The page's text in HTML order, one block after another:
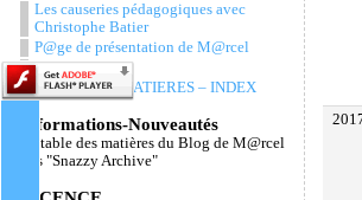
Les causeries pédagogiques avec
Christophe Batier
P@ge de présentation de M@rcel
Snazzy Archive
TABLE DES MATIERES – INDEX
Informations-Nouveautés
La table des matières du Blog de M@rcel
Les "Snazzy Archive"